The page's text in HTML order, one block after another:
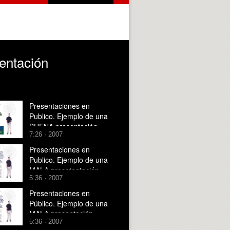
Presentaciones en
Publico. Ejemplo de una
BUENA presentación
7:26 · 2007
Presentaciones en
Publico. Ejemplo de una
MALA presetentación
5:36 · 2007
Presentaciones en
Público. Ejemplo de una
MALA presentación
5:36 · 2007